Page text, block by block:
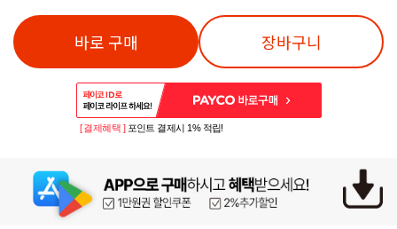
바로 구매 장바구니
[ 결제혜택 ] 포인트 결제시 1% 적립!